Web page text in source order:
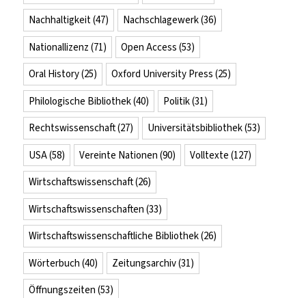
Nachhaltigkeit(47) Nachschlagewerk(36)
Nationallizenz (71) Open Access (53)
Oral History(25) Oxford University Press (25)
Philologische Bibliothek(40) Politik(31)
Rechtswissenschaft(27) Universitätsbibliothek(53)
USA(58) Vereinte Nationen (90) Volltexte (127)
Wirtschaftswissenschaft(26)
Wirtschaftswissenschaften (33)
Wirtschaftswissenschaftliche Bibliothek(26)
Wörterbuch (40) Zeitungsarchiv(31)
Öffnungszeiten (53)